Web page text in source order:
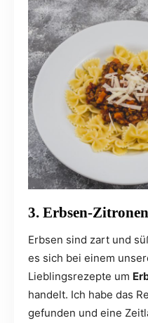
3. Erbsen-
Erbsen sind zart und
es sich bei einem
Lieblingsrezepte um
handelt. Ich habe das
gefunden und eine